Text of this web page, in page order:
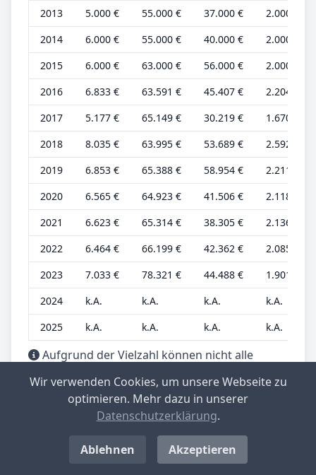
2013
5.000 € 55.000 € 37.000 €
2.000 €
2014
6.000 € 55.000 € 40.000 €
2.000 €
2015
6.000 € 63.000 € 56.000 €
2.000 €
2016
6.833 € 63.591 € 45.407 €
2.204 €
2017
5.177 € 65.149 € 30.219 €
1.670 €
2018
8.035 € 63.995 € 53.689 €
2.592 €
2019
6.853 € 65.388 € 58.954 €
2.211 €
2020
6.565 € 64.923 € 41.506 €
2.118 €
2021
6.623 € 65.314 € 38.305 €
2.136 €
2022
6.464 € 66.199 € 42.362 €
2.085 €
2023
7.033 € 78.321 € 44.488 €
1.901 €
2024
k.A. k.A. k.A.
k.A.
2025
k.A. k.A. k.A. k.A.
Aufgrund der Vielzahl können nicht alle
werden. Sie können aber in der Tabelle nach
rechts scrollen, um alle Informationen
anzuzeigen. Weiter liegen die Werte bis
einschließlich 2015 nur gerundet auf 1.000er-
Stellen vor.
Wir verwenden Cookies, um unsere Webseite zu
optimieren. Mehr dazu in unserer
Datenschutzerklärung.
Ablehnen Akzeptieren